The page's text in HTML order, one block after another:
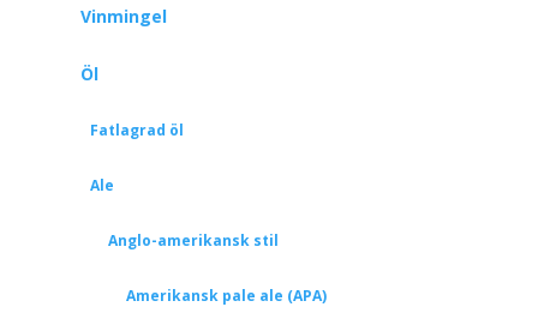
Vinmingel
Öl
Fatlagrad öl
Ale
Anglo-amerikansk stil
Amerikansk pale ale (APA)